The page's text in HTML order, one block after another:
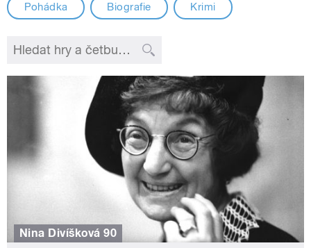
Pohádka Biografie Krimi
Nina Divíšková 90